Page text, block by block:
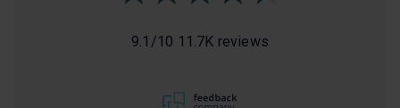
9.1 /10 11.7K reviews